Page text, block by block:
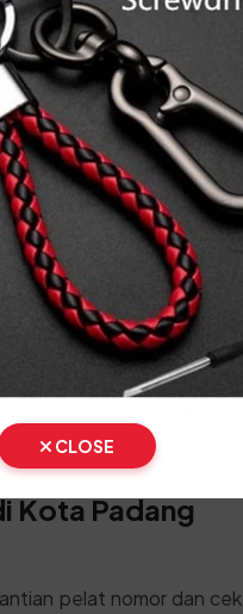
kasir
sudah sinkron untuk
Kota Padang
pelat nomor dan cek
CLOSE